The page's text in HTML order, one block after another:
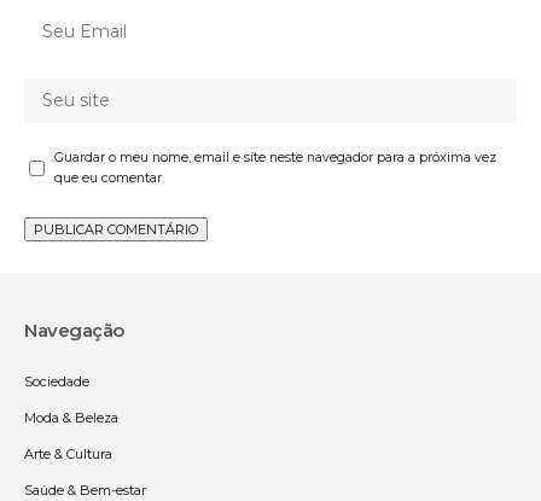
Guardar o meu nome, email e site neste navegador para a próxima vez
que eu comentar.
Navegação
Sociedade
Moda & Beleza
Arte & Cultura
Saúde & Bem-estar